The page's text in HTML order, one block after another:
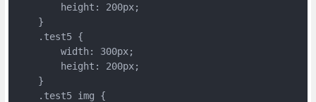
        height: 200px;
    }
    .test5 {
        width: 300px;
        height: 200px;
    }
    .test5 img {